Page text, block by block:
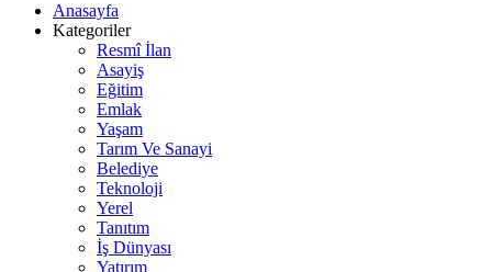
Anasayfa
Kategoriler
Resmî İlan
Asayiş
Eğitim
Emlak
Yaşam
Tarım Ve Sanayi
Belediye
Teknoloji
Yerel
Tanıtım
İş Dünyası
Yatırım